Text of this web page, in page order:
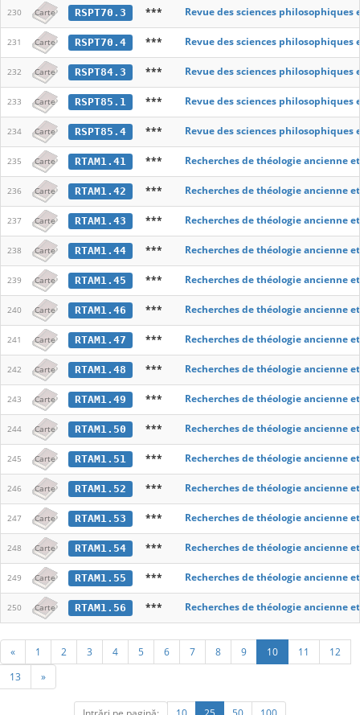
230 Carte RSPT70.3 *** Revue des sciences philosophiques
231 Carte RSPT70.4 *** Revue des sciences philosophiques
232 Carte RSPT84.3 *** Revue des sciences philosophiques
233 Carte RSPT85.1 *** Revue des sciences philosophiques
234 Carte RSPT85.4 *** Revue des sciences philosophiques
235 Carte RTAM1.41 *** Recherches de théologie ancienne
236 Carte RTAM1.42 *** Recherches de théologie ancienne
237 Carte RTAM1.43 *** Recherches de théologie ancienne
238 Carte RTAM1.44 *** Recherches de théologie ancienne
239 Carte RTAM1.45 *** Recherches de théologie ancienne
240 Carte RTAM1.46 *** Recherches de théologie ancienne
241 Carte RTAM1.47 *** Recherches de théologie ancienne
242 Carte RTAM1.48 *** Recherches de théologie ancienne
243 Carte RTAM1.49 *** Recherches de théologie ancienne
244 Carte RTAM1.50 *** Recherches de théologie ancienne
245 Carte RTAM1.51 *** Recherches de théologie ancienne
246 Carte RTAM1.52 *** Recherches de théologie ancienne
247 Carte RTAM1.53 *** Recherches de théologie ancienne
248 Carte RTAM1.54 *** Recherches de théologie ancienne
249 Carte RTAM1.55 *** Recherches de théologie ancienne
250 Carte RTAM1.56 *** Recherches de théologie ancienne
« 1 2 3 4 5 6 7 8 9 10 11
12
13
»